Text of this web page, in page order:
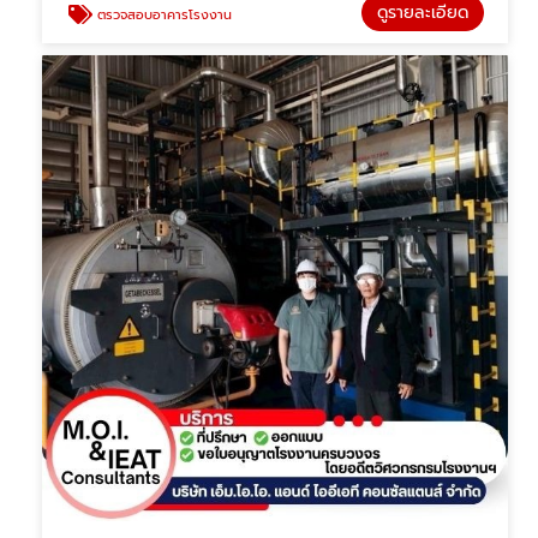
ตรวจสอบอาคารโรงงาน ดูรายละเอียด